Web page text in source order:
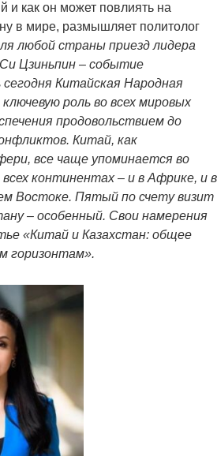
и как он может повлиять на
в мире, размышляет политолог
любой страны приезд лидера
Цзиньпин – событие
сегодня Китайская Народная
роль во всех мировых
продовольствием до
Китай, как
все чаще упоминается во
всех континентах – и в Африке, и в
Востоке. Пятый по счету визит
– особенный. Свои намерения
«Китай и Казахстан: общее
горизонтам».